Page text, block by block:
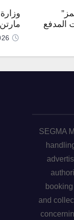
المدفع
SEGMA
and